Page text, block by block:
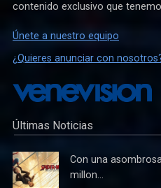
contenido exclusivo que
Únete a nuestro equipo
¿Quieres anunciar con
Últimas Noticias
Con una
millon...